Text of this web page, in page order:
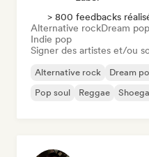
> 800 feedbacks
Alternative rockDream pop
Indie pop
Signer des artistes et/ou
Alternative rock Dream
Pop soul
Reggae